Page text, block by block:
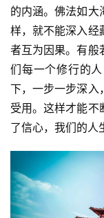
资
讯
的内涵。佛法如大
样，就不能深入经
者互为因果。有般
们每一个修行的
下，一步一步深入
受用。这样才能不
了信心，我们的人